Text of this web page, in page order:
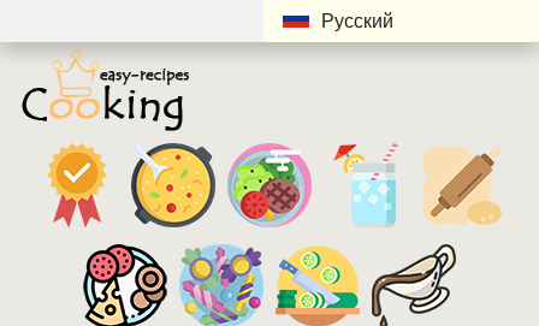
Русский